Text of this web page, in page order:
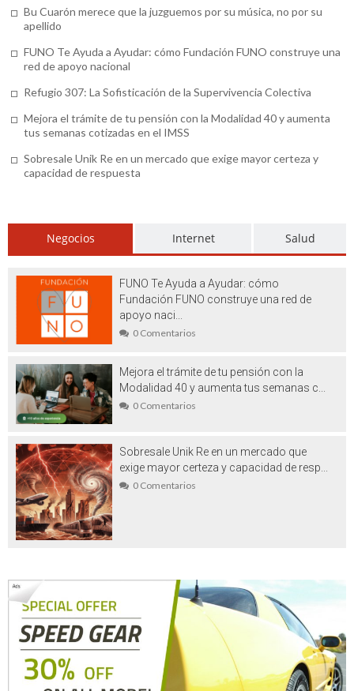
educación para tus hijos
agilizar tus obras)
Venta de transfer de Río a Búzios: para
un recorrido seguro
Concesionario SEAT en Tenerife: ¿qué
ofrece?
calzado que no debe faltar en su armario
antiarrugas de calidad
Ignifugaciones y mantenimiento de
materiales textiles
Vehículos de ocasión en venta en
Barcelona: un símbolo de la era actual
más geniales ideas manuales
Beneficios del marketing translation
Plástico PET: la gran revolución
Realizar viajes a la India exóticos:
mágico
Césped artificial Madrid: lo que debe
saber antes de comprarlo
Filtros de agua para casa: porque no
Bu Cuarón merece que la juzguemos por su música, no por su
apellido
FUNO Te Ayuda a Ayudar: cómo Fundación FUNO construye una
red de apoyo nacional
Refugio 307: La Sofisticación de la Supervivencia Colectiva
Mejora el trámite de tu pensión con la Modalidad 40 y aumenta
tus semanas cotizadas en el IMSS
Sobresale Unik Re en un mercado que exige mayor certeza y
capacidad de respuesta
Negocios Internet Salud
FUNO Te Ayuda a Ayudar: cómo
Fundación FUNO construye una red de
apoyo naci...
0 Comentarios
Mejora el trámite de tu pensión con la
Modalidad 40 y aumenta tus semanas c...
0 Comentarios
Sobresale Unik Re en un mercado que
exige mayor certeza y capacidad de resp...
0 Comentarios